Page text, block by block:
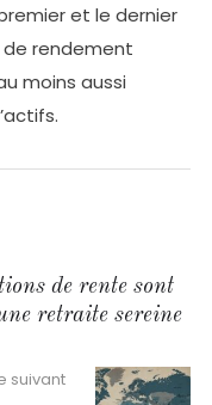
et le dernier
rendement
moins aussi
de rente sont
retraite sereine
suivant